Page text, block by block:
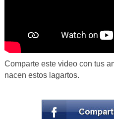
Comparte este video con tus
nacen estos lagartos.